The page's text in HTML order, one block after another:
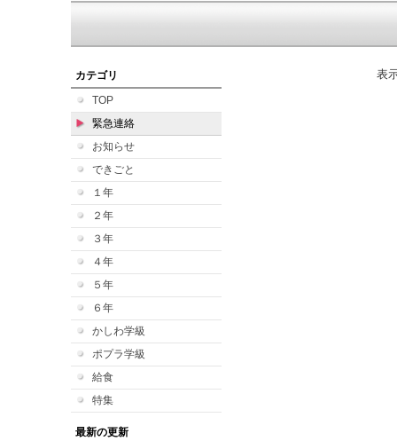
カテゴリ
TOP
緊急連絡
お知らせ
できごと
１年
２年
３年
４年
５年
６年
かしわ学級
ポプラ学級
給食
特集
最新の更新
表